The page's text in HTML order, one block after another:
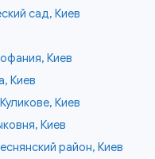
сад, Киев
Киев
Киев
Киев
Киев
район, Киев